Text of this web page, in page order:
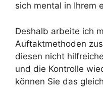
sich mental in Ihrem
Deshalb arbeite ich
Auftaktmethoden
diesen nicht
und die Kontrolle
können Sie das